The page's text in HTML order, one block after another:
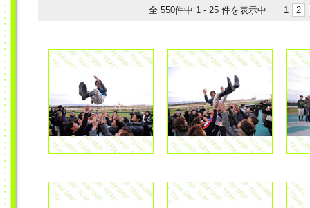
全 550件中 1 - 25 件を表示中 1 2